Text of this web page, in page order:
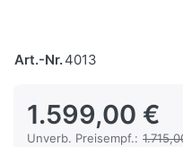
Art.-Nr.4013
1.599,00 €
Unverb. Preisempf.:
Die UVP ist der